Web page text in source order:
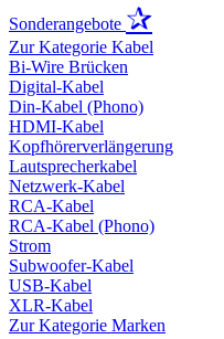
Sonderangebote ✰
Zur Kategorie Kabel
Bi-Wire Brücken
Digital-Kabel
Din-Kabel (Phono)
HDMI-Kabel
Kopfhörerverlängerung
Lautsprecherkabel
Netzwerk-Kabel
RCA-Kabel
RCA-Kabel (Phono)
Strom
Subwoofer-Kabel
USB-Kabel
XLR-Kabel
Zur Kategorie Marken